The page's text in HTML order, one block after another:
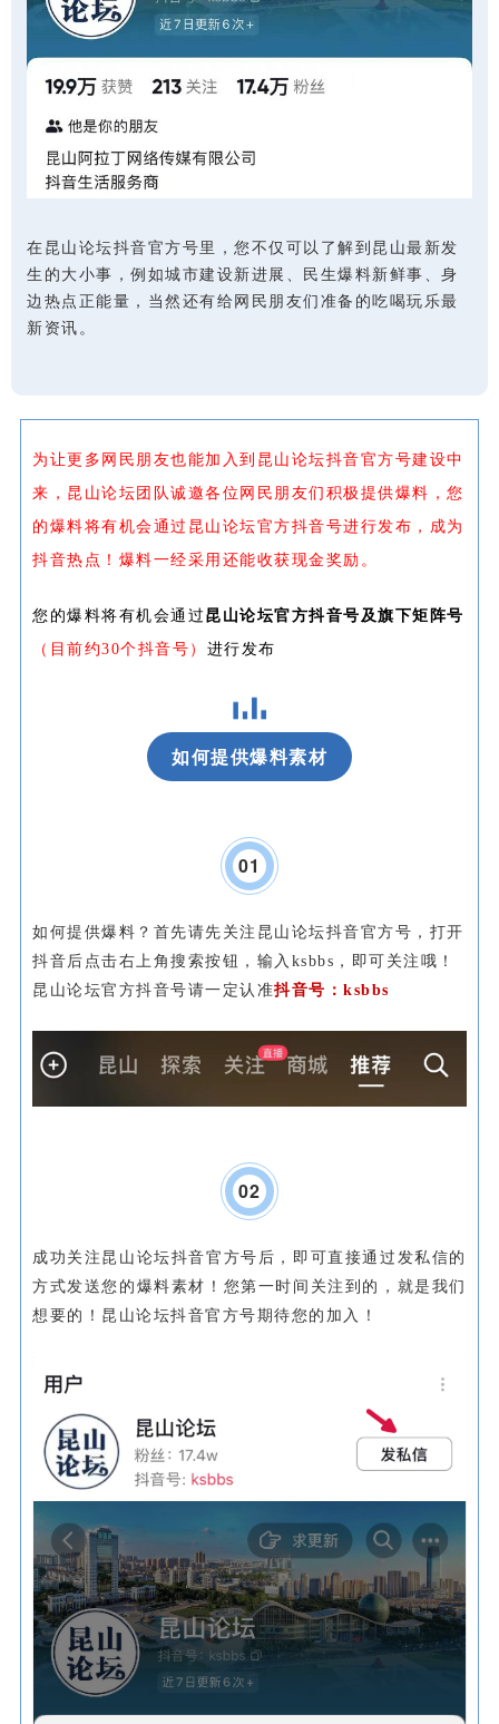
在昆山论坛抖音官方号里，您不仅可以了解到昆山最新发
生的大小事，例如城市建设新进展、民生爆料新鲜事、身
边热点正能量，当然还有给网民朋友们准备的吃喝玩乐最
新资讯。
为让更多网民朋友也能加入到昆山论坛抖音官方号建设中
来，昆山论坛团队诚邀各位网民朋友们积极提供爆料，您
的爆料将有机会通过昆山论坛官方抖音号进行发布，成为
抖音热点！爆料一经采用还能收获现金奖励。
您的爆料将有机会通过 昆山论坛官方抖音号及旗下矩阵号
（目前约30个抖音号） 进行发布
如何提供爆料素材
01
如何提供爆料？首先请先关注昆山论坛抖音官方号，打开
抖音后点击右上角搜索按钮，输入ksbbs，即可关注哦！
昆山论坛官方抖音号请一定认准抖音号： ksbbs
02
成功关注昆山论坛抖音官方号后，即可直接通过发私信的
方式发送您的爆料素材！您第一时间关注到的，就是我们
想要的！昆山论坛抖音官方号期待您的加入！